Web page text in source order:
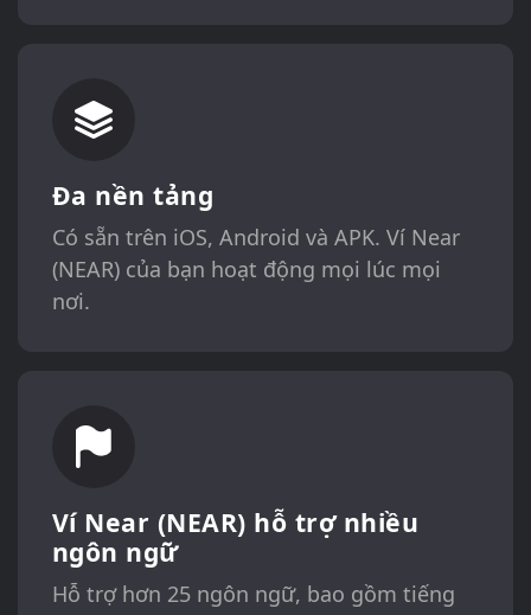
Đa nền tảng
Có sẵn trên iOS, Android và APK. Ví Near
(NEAR) của bạn hoạt động mọi lúc mọi
nơi.
Ví Near (NEAR) hỗ trợ nhiều
ngôn ngữ
Hỗ trợ hơn 25 ngôn ngữ, bao gồm tiếng